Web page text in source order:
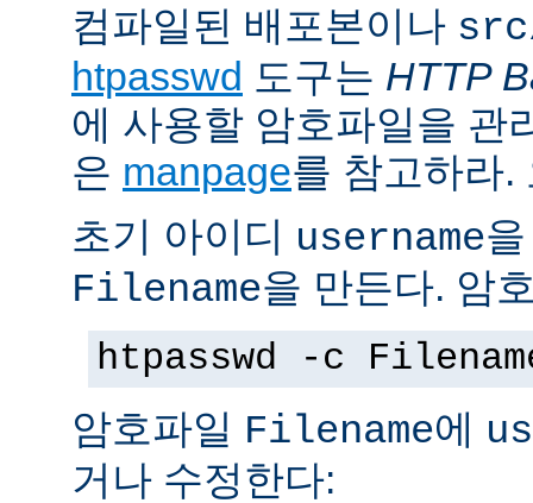
컴파일된 배포본이나
htpasswd 도구는 HTTP
에 사용할 암호파일을 관
은 manpage를 참고하라.
초기 아이디 username
Filename을 만든다. 암
htpasswd -c
암호파일 Filename에
거나 수정한다: